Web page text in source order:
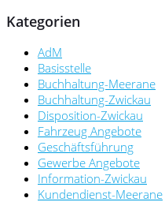
Kategorien
AdM
Basisstelle
Buchhaltung-Meerane
Buchhaltung-Zwickau
Disposition-Zwickau
Fahrzeug Angebote
Geschäftsführung
Gewerbe Angebote
Information-Zwickau
Kundendienst-Meerane